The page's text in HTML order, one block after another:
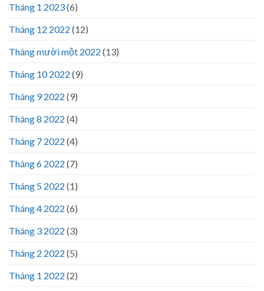
Tháng 1 2023(6)
Tháng 12 2022 (12)
Tháng mười một 2022 (13)
Tháng 10 2022 (9)
Tháng 9 2022 (9)
Tháng 8 2022 (4)
Tháng 7 2022 (4)
Tháng 6 2022 (7)
Tháng 5 2022 (1)
Tháng 4 2022 (6)
Tháng 3 2022 (3)
Tháng 2 2022 (5)
Tháng 1 2022 (2)